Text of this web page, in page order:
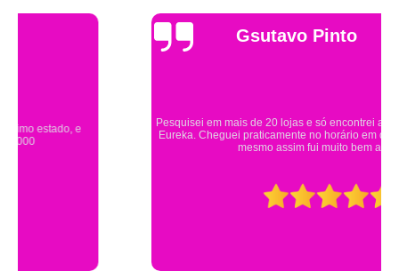
Gsutavo Pinto
Pesquisei em mais de 20 lojas e só encontrei a fantasia de meu filho na
Eureka. Cheguei praticamente no horário em que estavam fechando e
mesmo assim fui muito bem atendido.